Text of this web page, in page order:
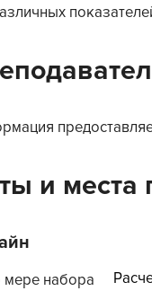
и места
мере набора